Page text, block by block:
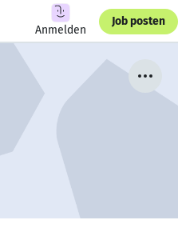
Anmelden
Job posten